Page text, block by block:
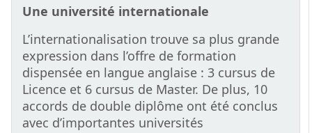
Une université internationale
L’internationalisation trouve sa plus grande
expression dans l’offre de formation
dispensée en langue anglaise : 3 cursus de
Licence et 6 cursus de Master. De plus, 10
accords de double diplôme ont été conclus
avec d’importantes universités